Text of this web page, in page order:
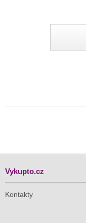
Vykupto.cz
Kontakty